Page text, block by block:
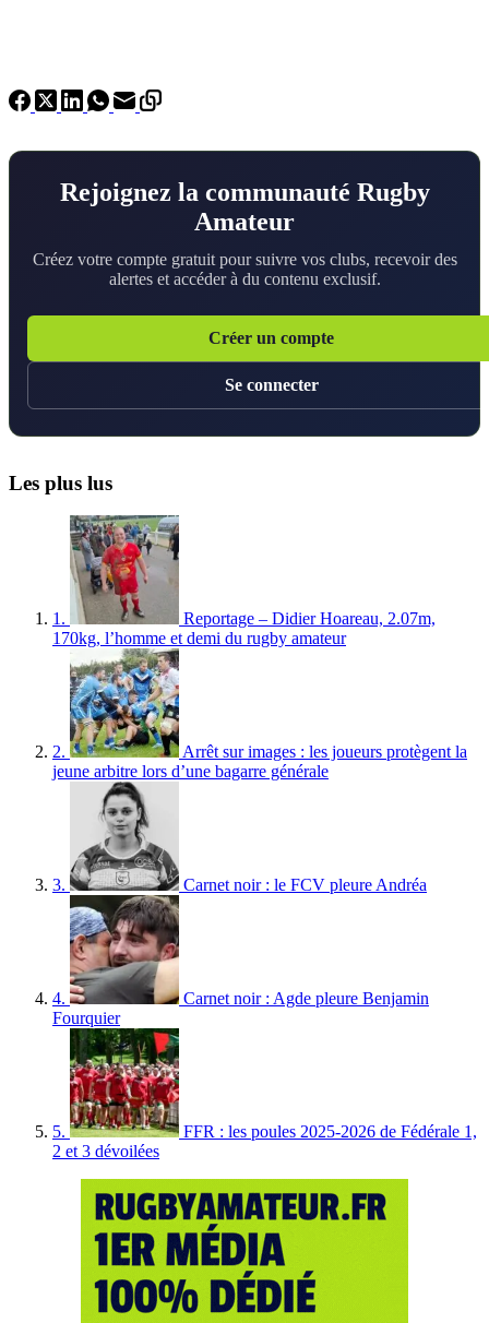
Rejoignez la communauté Rugby
Amateur
Créez votre compte gratuit pour suivre vos clubs, recevoir des
alertes et accéder à du contenu exclusif.
Créer un compte
Se connecter
Les plus lus
1.
Reportage – Didier Hoareau, 2.07m,
170kg, l’homme et demi du rugby amateur
2.
Arrêt sur images : les joueurs protègent la
jeune arbitre lors d’une bagarre générale
3. Carnet noir : le FCV pleure Andréa
4.
Carnet noir : Agde pleure Benjamin
Fourquier
5.
FFR : les poules 2025-2026 de Fédérale 1,
2 et 3 dévoilées